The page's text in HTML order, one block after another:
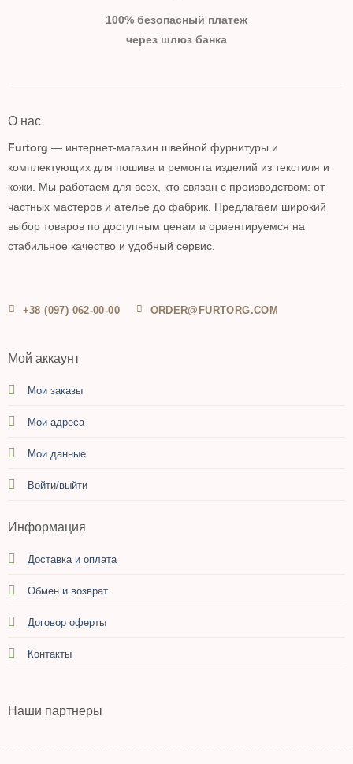
100% безопасный платеж
через шлюз банка
О нас
Furtorg — интернет-магазин швейной фурнитуры и
комплектующих для пошива и ремонта изделий из текстиля и
кожи. Мы работаем для всех, кто связан с производством: от
частных мастеров и ателье до фабрик. Предлагаем широкий
выбор товаров по доступным ценам и ориентируемся на
стабильное качество и удобный сервис.
+38 (097) 062-00-00 ORDER@FURTORG.COM
Мой аккаунт
Мои заказы
Мои адреса
Мои данные
Войти/выйти
Информация
Доставка и оплата
Обмен и возврат
Договор оферты
Контакты
Наши партнеры